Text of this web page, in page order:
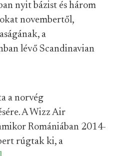
nyit bázist és három
novembertől,
a
lévő Scandinavian
a norvég
A Wizz Air
Romániában 2014-
rúgtak ki, a